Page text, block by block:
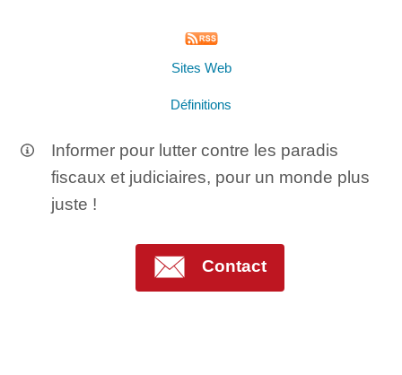
Sites Web
Définitions
Informer pour lutter contre les paradis
fiscaux et judiciaires, pour un monde plus
juste !
Contact